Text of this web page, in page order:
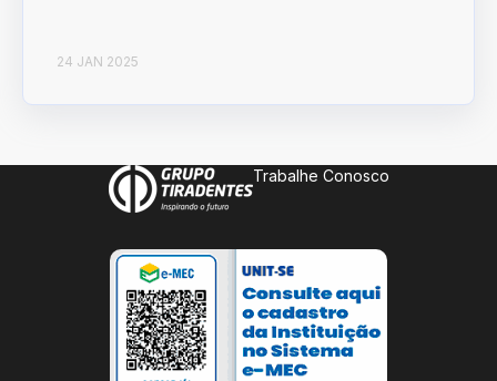
24 JAN 2025
Trabalhe Conosco